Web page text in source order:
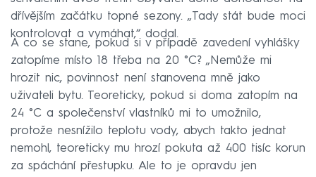
dřívějším začátku topné sezony. „Tady stát bude moci
kontrolovat a vymáhat,“ dodal.
A co se stane, pokud si v případě zavedení vyhlášky
zatopíme místo 18 třeba na 20 °C? „Nemůže mi
hrozit nic, povinnost není stanovena mně jako
uživateli bytu. Teoreticky, pokud si doma zatopím na
24 °C a společenství vlastníků mi to umožnilo,
protože nesnížilo teplotu vody, abych takto jednat
nemohl, teoreticky mu hrozí pokuta až 400 tisíc korun
za spáchání přestupku. Ale to je opravdu jen